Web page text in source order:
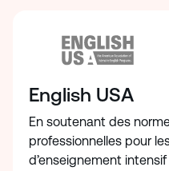
English USA
En soutenant des
professionnelles pour
d’enseignement intensif